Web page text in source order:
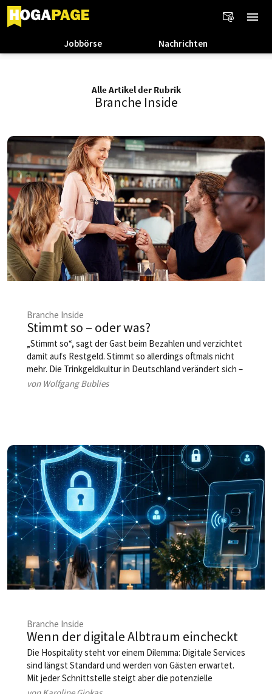
Jobbörse Nachrichten
Alle Artikel der Rubrik
Branche Inside
Branche Inside
Stimmt so – oder was?
„Stimmt so“, sagt der Gast beim Bezahlen und verzichtet
damit aufs Restgeld. Stimmt so allerdings oftmals nicht
mehr. Die Trinkgeldkultur in Deutschland verändert sich –
vor allem durch digitale Kassensysteme und weil immer
Konfliktfeld?
von Wolfgang Bublies
Branche Inside
Wenn der digitale Albtraum eincheckt
Die Hospitality steht vor einem Dilemma: Digitale Services
sind längst Standard und werden von Gästen erwartet.
Mit jeder Schnittstelle steigt aber die potenzielle
Angriffsfläche für Cyberkriminelle. Der Umgang mit den